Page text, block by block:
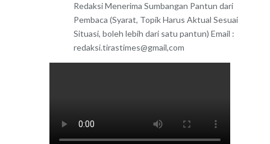
Redaksi Menerima Sumbangan Pantun dari
Pembaca (Syarat, Topik Harus Aktual Sesuai
Situasi, boleh lebih dari satu pantun) Email :
redaksi.tirastimes@gmail,com